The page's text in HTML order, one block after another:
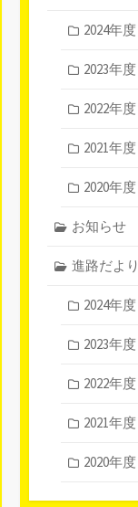
2024年度
2023年度
2022年度
2021年度
2020年度
お知らせ
進路だより
2024年度
2023年度
2022年度
2021年度
2020年度